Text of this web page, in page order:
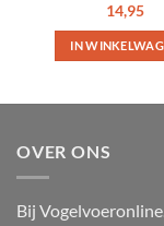
Gewaardeerd
4.75uit 5
14,95
IN
OVER ONS
Bij